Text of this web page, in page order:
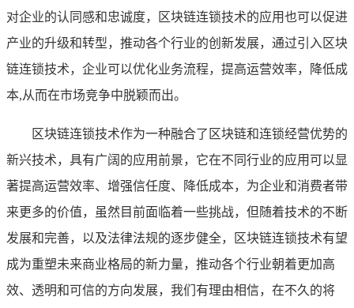
对企业的认同感和忠诚度，区块链连锁技术的应用也可以促进
产业的升级和转型，推动各个行业的创新发展，通过引入区块
链连锁技术，企业可以优化业务流程，提高运营效率，降低成
本,从而在市场竞争中脱颖而出。
区块链连锁技术作为一种融合了区块链和连锁经营优势的
新兴技术，具有广阔的应用前景，它在不同行业的应用可以显
著提高运营效率、增强信任度、降低成本，为企业和消费者带
来更多的价值，虽然目前面临着一些挑战，但随着技术的不断
发展和完善，以及法律法规的逐步健全，区块链连锁技术有望
成为重塑未来商业格局的新力量，推动各个行业朝着更加高
效、透明和可信的方向发展，我们有理由相信，在不久的将